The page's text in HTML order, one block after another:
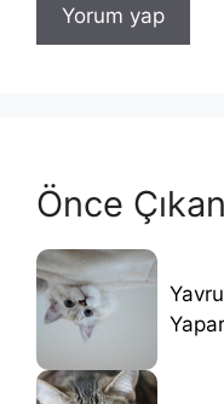
Önce
Yapar